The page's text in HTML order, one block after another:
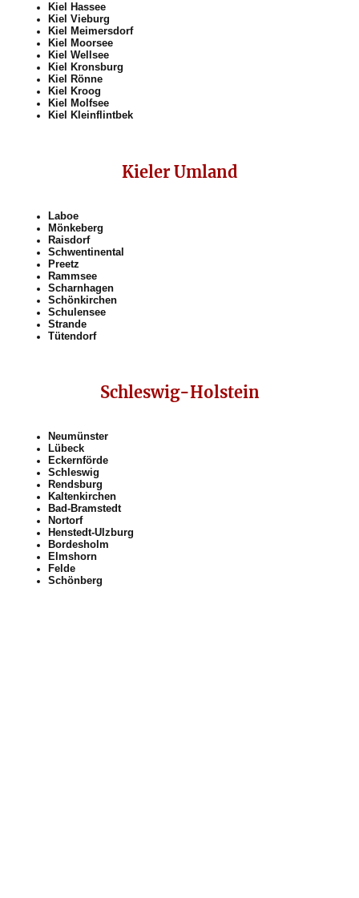
Kiel Hassee
Kiel Vieburg
Kiel Meimersdorf
Kiel Moorsee
Kiel Wellsee
Kiel Kronsburg
Kiel Rönne
Kiel Kroog
Kiel Molfsee
Kiel Kleinflintbek
Kieler Umland
Laboe
Mönkeberg
Raisdorf
Schwentinental
Preetz
Rammsee
Scharnhagen
Schönkirchen
Schulensee
Strande
Tütendorf
Schleswig-Holstein
Neumünster
Lübeck
Eckernförde
Schleswig
Rendsburg
Kaltenkirchen
Bad-Bramstedt
Nortorf
Henstedt-Ulzburg
Bordesholm
Elmshorn
Felde
Schönberg